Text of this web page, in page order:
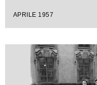
APRILE 1957